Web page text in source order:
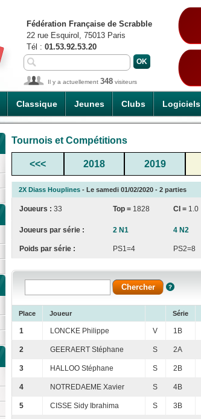
Classique Jeunes Clubs Logiciels
Fédération Française de Scrabble
22 rue Esquirol, 75013 Paris
Tél : 01.53.92.53.20
Il y a actuellement 348 visiteurs
Tournois et Compétitions
<<< 2018 2019
2X Diass Houplines - Le samedi 01/02/2020 - 2 parties
Joueurs : 33 Top = 1828 CI = 1.0
Joueurs par série : 2 N1 4 N2
Poids par série : PS1=4 PS2=8
Place Joueur Série
1 LONCKE Philippe V 1B
2 GEERAERT Stéphane S 2A
3 HALLOO Stéphane S 2B
4 NOTREDAEME Xavier S 4B
5 CISSE Sidy Ibrahima S 3B